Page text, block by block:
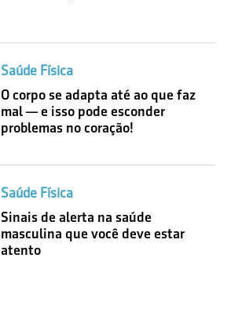
Saúde Física
O corpo se adapta até ao que faz
mal — e isso pode esconder
problemas no coração!
Saúde Física
Sinais de alerta na saúde
masculina que você deve estar
atento